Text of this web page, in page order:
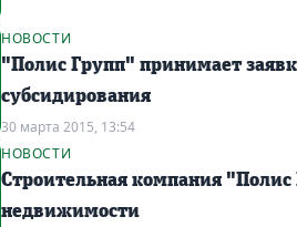
НОВОСТИ
"Полис Групп" принимает
субсидирования
30 марта 2015, 13:54
НОВОСТИ
Строительная компания
недвижимости